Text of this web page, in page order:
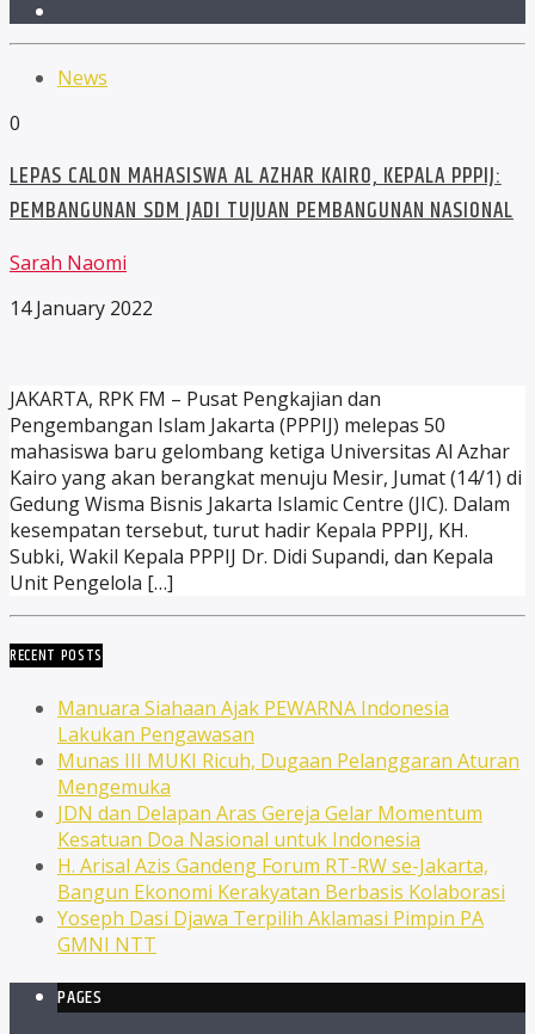
News
0
LEPAS CALON MAHASISWA AL AZHAR KAIRO, KEPALA PPPIJ:
PEMBANGUNAN SDM JADI TUJUAN PEMBANGUNAN NASIONAL
Sarah Naomi
14 January 2022
JAKARTA, RPK FM – Pusat Pengkajian dan
Pengembangan Islam Jakarta (PPPIJ) melepas 50
mahasiswa baru gelombang ketiga Universitas Al Azhar
Kairo yang akan berangkat menuju Mesir, Jumat (14/1) di
Gedung Wisma Bisnis Jakarta Islamic Centre (JIC). Dalam
kesempatan tersebut, turut hadir Kepala PPPIJ, KH.
Subki, Wakil Kepala PPPIJ Dr. Didi Supandi, dan Kepala
Unit Pengelola […]
RECENT POSTS
Manuara Siahaan Ajak PEWARNA Indonesia
Lakukan Pengawasan
Munas III MUKI Ricuh, Dugaan Pelanggaran Aturan
Mengemuka
JDN dan Delapan Aras Gereja Gelar Momentum
Kesatuan Doa Nasional untuk Indonesia
H. Arisal Azis Gandeng Forum RT-RW se-Jakarta,
Bangun Ekonomi Kerakyatan Berbasis Kolaborasi
Yoseph Dasi Djawa Terpilih Aklamasi Pimpin PA
GMNI NTT
PAGES